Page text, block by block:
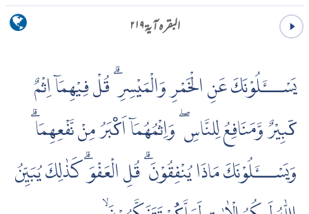
البقرہ آية ۲۱۹
يَسْـــَٔلُوْنَكَ عَنِ الْخَمْرِ وَالْمَيْسِرِ ۗ قُلْ فِيْهِمَاۤ اِثْمٌ
کَبِيْرٌ وَّمَنَافِعُ لِلنَّاسِ ۖ وَاِثْمُهُمَاۤ اَکْبَرُ مِنْ نَّفْعِهِمَا ۗ
وَيَسْـــَٔلُوْنَكَ مَاذَا يُنْفِقُوْنَ ۗ قُلِ الْعَفْوَ ۗ كَذٰلِكَ يُبَيِّنُ